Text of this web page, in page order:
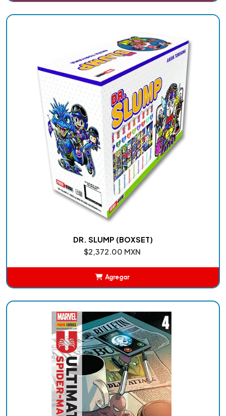
DR. SLUMP (BOXSET)
$2,372.00 MXN
Agregar